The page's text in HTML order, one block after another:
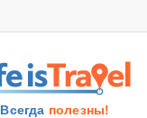
Всегда полезны!